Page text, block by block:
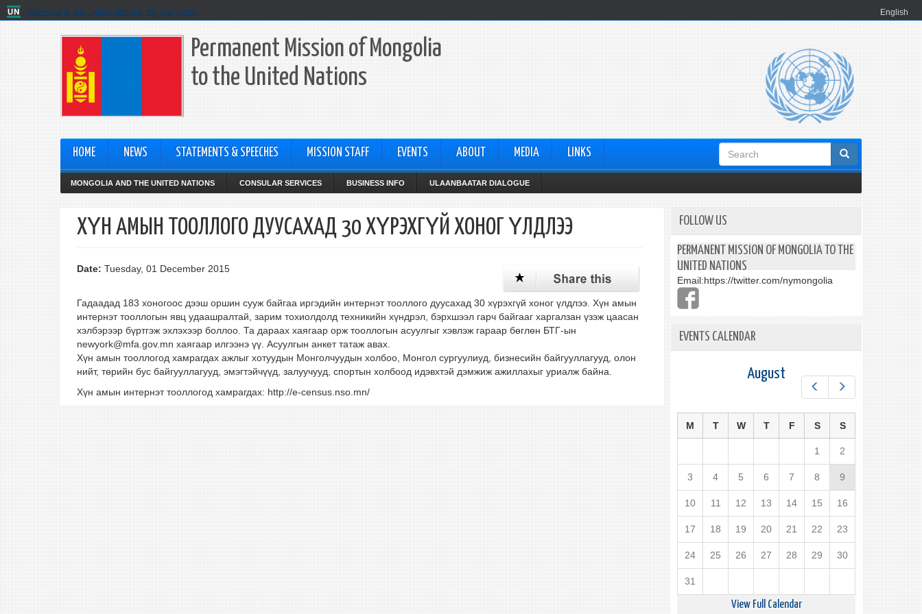
Welcome to the United Nations. It's your world. English
Permanent Mission of Mongolia
to the United Nations
HOME NEWS STATEMENTS & SPEECHES MISSION STAFF EVENTS ABOUT MEDIA LINKS
Search
form
MONGOLIA AND THE UNITED NATIONS CONSULAR SERVICES BUSINESS INFO ULAANBAATAR DIALOGUE
ХҮН АМЫН ТООЛЛОГО ДУУСАХАД 30 ХҮРЭХГҮЙ ХОНОГ ҮЛДЛЭЭ
Date: Tuesday, 01 December 2015
Гадаадад 183 хоногоос дээш оршин сууж байгаа иргэдийн интернэт тооллого дуусахад 30 хүрэхгүй хоног үлдлээ. Хүн амын
интернэт тооллогын явц удаашралтай, зарим тохиолдолд техникийн хүндрэл, бэрхшээл гарч байгааг харгалзан үзэж цаасан
хэлбэрээр бүртгэж эхлэхээр боллоо. Та дараах хаягаар орж тооллогын асуулгыг хэвлэж гараар бөглөн БТГ-ын
newyork@mfa.gov.mn хаягаар илгээнэ үү. Асуулгын анкет татаж авах.
Хүн амын тооллогод хамрагдах ажлыг хотуудын Монголчуудын холбоо, Монгол сургуулиуд, бизнесийн байгууллагууд, олон
нийт, төрийн бус байгууллагууд, эмэгтэйчүүд, залуучууд, спортын холбоод идэвхтэй дэмжиж ажиллахыг уриалж байна.
Хүн амын интернэт тооллогод хамрагдах: http://e-census.nso.mn/
FOLLOW US
PERMANENT MISSION OF MONGOLIA TO THE
UNITED NATIONS
Email:https://twitter.com/nymongolia
EVENTS CALENDAR
Next
August
M T W T F S S
1 2
3 4 5 6 7 8 9
10 11 12 13 14 15 16
17 18 19 20 21 22 23
24 25 26 27 28 29 30
31
View Full Calendar